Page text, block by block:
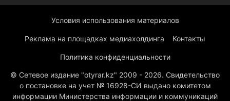
Условия использования материалов
Реклама на площадках медиахолдинга Контакты
Политика конфиденциальности
© Сетевое издание "otyrar.kz" 2009 - 2026. Свидетельство
о постановке на учет № 16928-СИ выдано комитетом
информации Министерства информации и коммуникаций